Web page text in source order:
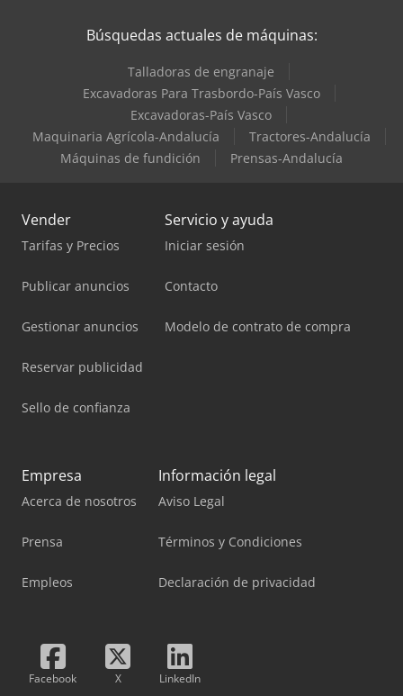
Búsquedas actuales de máquinas:
Talladoras de engranaje
Excavadoras Para Trasbordo-País Vasco
Excavadoras-País Vasco
Maquinaria Agrícola-Andalucía
Tractores-Andalucía
Máquinas de fundición
Prensas-Andalucía
Vender
Tarifas y Precios
Publicar anuncios
Gestionar anuncios
Reservar publicidad
Sello de confianza
Servicio y ayuda
Iniciar sesión
Contacto
Modelo de contrato de compra
Empresa
Acerca de nosotros
Prensa
Empleos
Información legal
Aviso Legal
Términos y Condiciones
Declaración de privacidad
Facebook X LinkedIn